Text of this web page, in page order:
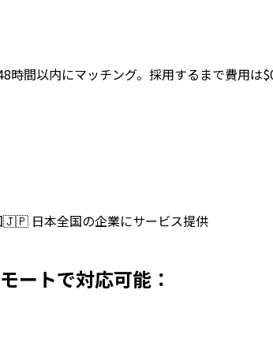
間以内にマッチング。採用するまで費用は
🇯🇵 日本全国の企業にサービス提供
トで対応可能：